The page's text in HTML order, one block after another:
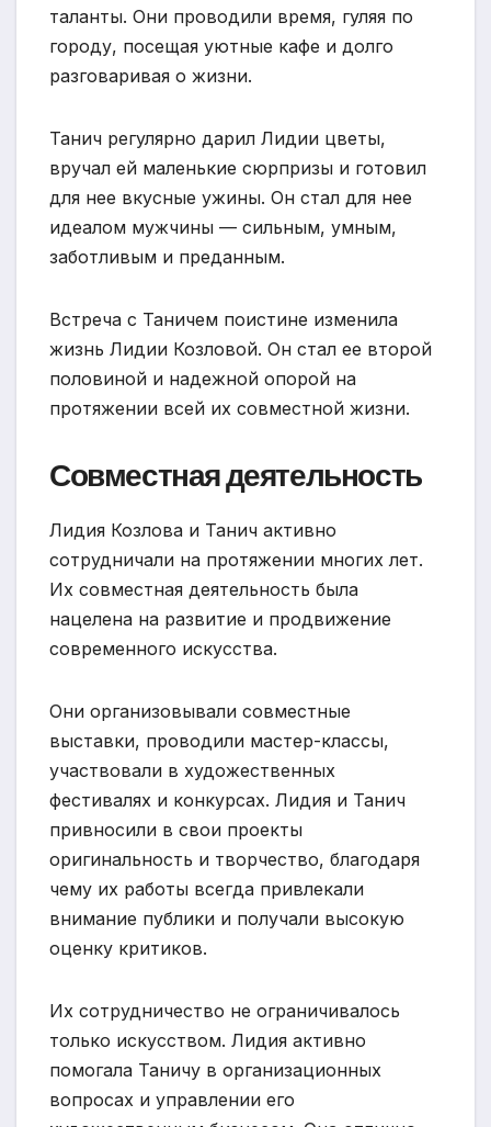
таланты. Они проводили время, гуляя по
городу, посещая уютные кафе и долго
разговаривая о жизни.
Танич регулярно дарил Лидии цветы,
вручал ей маленькие сюрпризы и готовил
для нее вкусные ужины. Он стал для нее
идеалом мужчины — сильным, умным,
заботливым и преданным.
Встреча с Таничем поистине изменила
жизнь Лидии Козловой. Он стал ее второй
половиной и надежной опорой на
протяжении всей их совместной жизни.
Совместная деятельность
Лидия Козлова и Танич активно
сотрудничали на протяжении многих лет.
Их совместная деятельность была
нацелена на развитие и продвижение
современного искусства.
Они организовывали совместные
выставки, проводили мастер-классы,
участвовали в художественных
фестивалях и конкурсах. Лидия и Танич
привносили в свои проекты
оригинальность и творчество, благодаря
чему их работы всегда привлекали
внимание публики и получали высокую
оценку критиков.
Их сотрудничество не ограничивалось
только искусством. Лидия активно
помогала Таничу в организационных
вопросах и управлении его